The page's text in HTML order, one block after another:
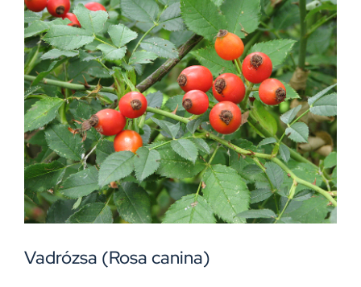
Larger
Image
Vadrózsa (Rosa canina)